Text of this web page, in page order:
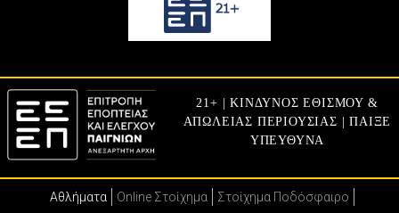
21+ | ΚΙΝΔΥΝΟΣ ΕΘΙΣΜΟΥ &
ΑΠΩΛΕΙΑΣ ΠΕΡΙΟΥΣΙΑΣ | ΠΑΙΞΕ
ΥΠΕΥΘΥΝΑ
Αθλήματα Online Στοίχημα
Στοίχημα Ποδόσφαιρο